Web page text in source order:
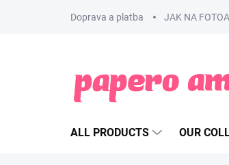
Doprava a platba JAK NA
ALL PRODUCTS OUR